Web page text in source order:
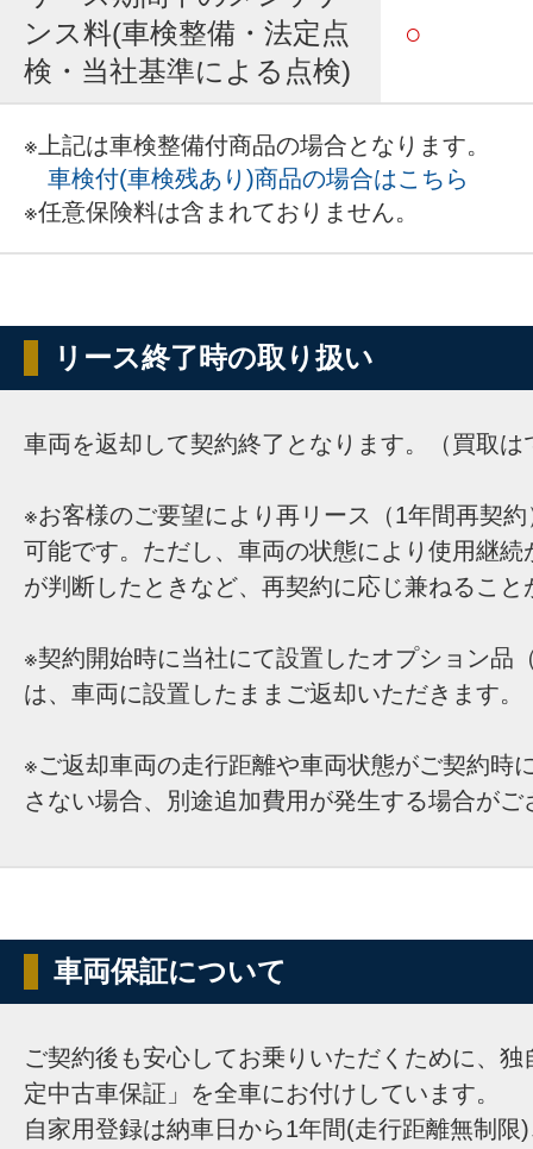
ンス料(車検整備・法定点
検・当社基準による点検)
○
※上記は車検整備付商品の場合となります。
車検付(車検残あり)商品の場合はこちら
※任意保険料は含まれておりません。
リース終了時の取り扱い
車両を返却して契約終了となります。（買取は
※お客様のご要望により再リース（1年間再契
可能です。ただし、車両の状態により使用継続
が判断したときなど、再契約に応じ兼ねること
※契約開始時に当社にて設置したオプション品
は、車両に設置したままご返却いただきます。
※ご返却車両の走行距離や車両状態がご契約時
さない場合、別途追加費用が発生する場合がご
車両保証について
ご契約後も安心してお乗りいただくために、
定中古車保証」を全車にお付けしています。
自家用登録は納車日から1年間(走行距離無制限